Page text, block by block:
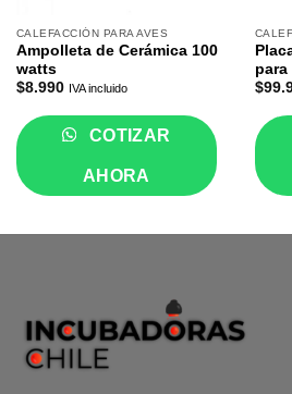
CALEFACCIÓN PARA AVES
Ampolleta de Cerámica 100
watts
$8.990 IVA incluido
COTIZAR
AHORA
$